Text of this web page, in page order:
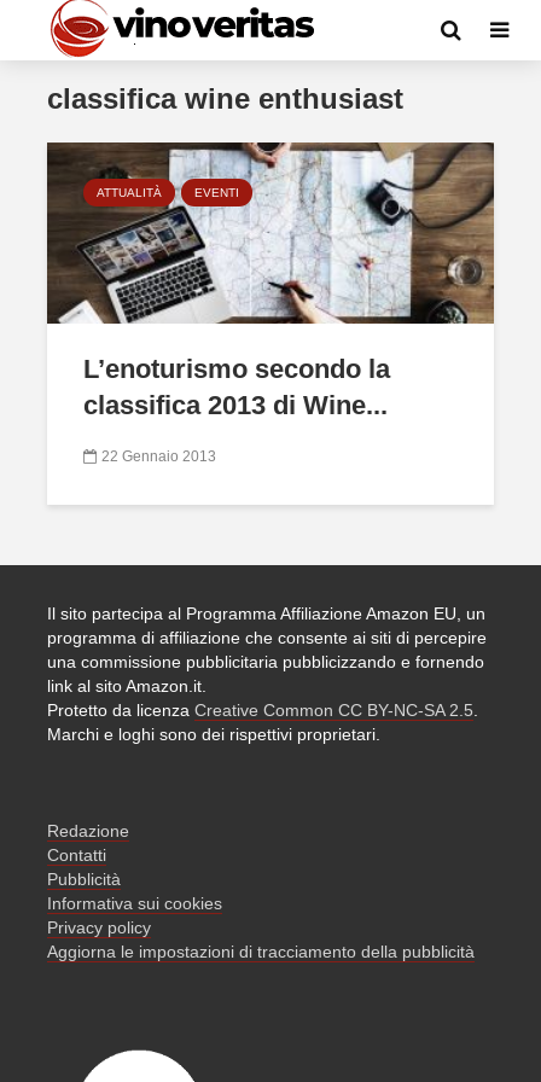
classifica wine enthusiast
ATTUALITÀ EVENTI
L’enoturismo secondo la
classifica 2013 di Wine...
22 Gennaio 2013
Il sito partecipa al Programma Affiliazione Amazon EU, un
programma di affiliazione che consente ai siti di percepire
una commissione pubblicitaria pubblicizzando e fornendo
link al sito Amazon.it.
Protetto da licenza Creative Common CC BY-NC-SA 2.5
Marchi e loghi sono dei rispettivi proprietari.
Redazione
Contatti
Pubblicità
Informativa sui cookies
Privacy policy
Aggiorna le impostazioni di tracciamento della pubblicità